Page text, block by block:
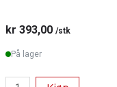
kr 393,00 /stk
På lager